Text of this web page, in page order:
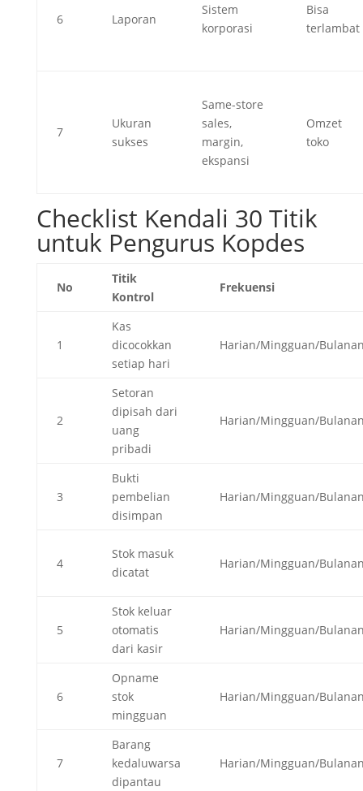
6 Laporan
Sistem
korporasi
Bisa
terlambat
7
Ukuran
sukses
Same-store
sales,
margin,
ekspansi
Omzet
toko
Checklist Kendali 30 Titik
untuk Pengurus Kopdes
No
Titik
Kontrol
Frekuensi
1
Kas
dicocokkan
setiap hari
Harian/Mingguan/
2
Setoran
dipisah dari
uang
pribadi
Harian/Mingguan/
3
Bukti
pembelian
disimpan
Harian/Mingguan/
4
Stok masuk
dicatat
Harian/Mingguan/
5
Stok keluar
otomatis
dari kasir
Harian/Mingguan/
6
Opname
stok
mingguan
Harian/Mingguan/
7
Barang
kedaluwarsa
dipantau
Harian/Mingguan/